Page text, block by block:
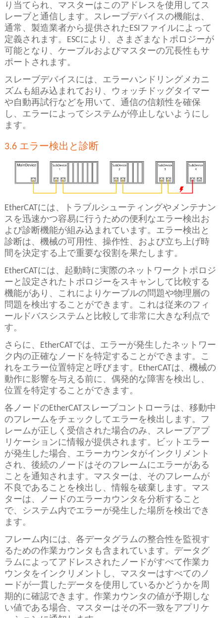
り当てられ、マスターはこのアドレスを使用してス
レーブと通信します。スレーブデバイスの機能は、
通常、製造業者から提供されたESIファイルによって
定義されます。ESCにより、さまざまなトポロジーが
可能となり、ケーブルおよびマスターの冗長性もサ
ポートされます。
スレーブデバイスには、エラーハンドリングメカニ
ズムも組み込まれており、ウォッチドッグタイマー
や自動再試行などを用いて、通信の信頼性を確保
し、エラーによってシステムが停止しないようにし
ます。
3.6 エラー検出と診断
EtherCATには、トラブルシューティングやメンテナン
スを迅速かつ容易に行うための便利なエラー検出お
よび診断機能が組み込まれています。エラー検出と
診断は、機械の可用性、操作性、および立ち上げ時
間を決定する上で重要な役割を果たします。
EtherCATには、起動時に実際のネットワークトポロジ
ーと設定されたトポロジーをスキャンして比較する
機能があり、これによりケーブルの問題や物理層の
問題を検出することができます。これは従来のフィ
ールドバスシステムと比較して非常に大きな利点で
す。
さらに、EtherCATでは、エラーが発生したネットワー
ク内の正確なノードを特定することができます。こ
れをエラー位置特定と呼びます。EtherCATは、機械の
動作に影響を与える前に、偶発的な障害を検出し、
位置を特定することができます。
各ノードのEtherCATスレーブコントローラは、移動中
のフレームをチェックしてエラーを検出します。フ
レームが正しく受信された場合のみ、スレーブアプ
リケーションに情報が提供されます。ビットエラー
が発生した場合、エラーカウンタがインクリメント
され、後続のノードはそのフレームにエラーがある
ことを通知されます。マスターは、そのフレームが
不良であることを検出し、情報を破棄します。マス
ターは、ノードのエラーカウンタを分析すること
で、システム内でエラーが発生した場所を検出でき
ます。
フレーム内には、各データグラムの整合性を監視す
るための作業カウンタも含まれています。データグ
ラムによってアドレスされたノードがすべて作業カ
ウンタをインクリメントし、マスターはすべてのノ
ードが一貫したデータを使用しているかどうかを周
期的に確認できます。作業カウンタの値が予期しな
い値である場合、マスターはその不一致をアプリケ